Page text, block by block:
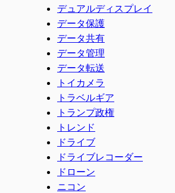
デュアルディスプレイ
データ保護
データ共有
データ管理
データ転送
トイカメラ
トラベルギア
トランプ政権
トレンド
ドライブ
ドライブレコーダー
ドローン
ニコン